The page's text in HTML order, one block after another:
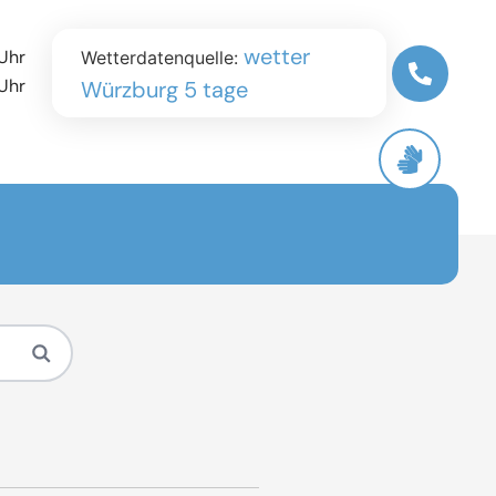
Wetterdatenquelle: wetter
Würzburg 5 tage